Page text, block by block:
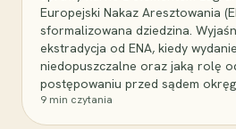
Europejski Nakaz Aresztowania
sformalizowana dziedzina.
ekstradycja od ENA, kiedy
niedopuszczalne oraz jaką rolę
postępowaniu przed sądem
9 min czytania